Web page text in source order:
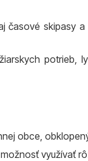
časové skipasy
potrieb,
obce,
využívať